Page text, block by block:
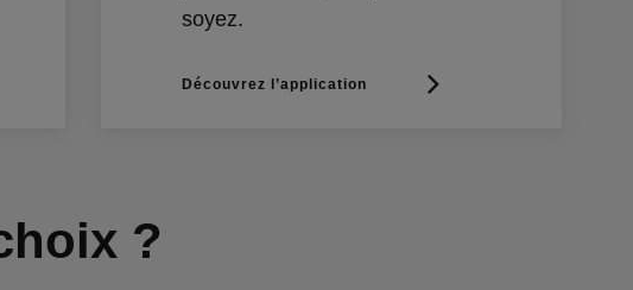
soyez.
Découvrez l’application
?